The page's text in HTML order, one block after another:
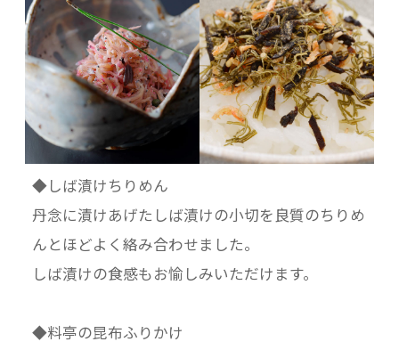
◆しば漬けちりめん
丹念に漬けあげたしば漬けの小切を良質のちりめ
んとほどよく絡み合わせました。
しば漬けの食感もお愉しみいただけます。
◆料亭の昆布ふりかけ